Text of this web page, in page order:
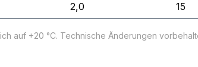
2,0 15
auf +20 °C. Technische Änderungen